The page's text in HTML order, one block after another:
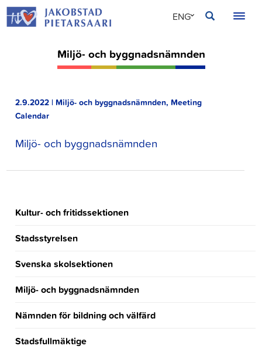
Skip
to
FIN
ENG
Miljö- och byggnadsnämnden
2.9.2022 | Miljö- och byggnadsnämnden, Meeting
Calendar
Miljö- och byggnadsnämnden
Kultur- och fritidssektionen
Stadsstyrelsen
Svenska skolsektionen
Miljö- och byggnadsnämnden
Nämnden för bildning och välfärd
Stadsfullmäktige